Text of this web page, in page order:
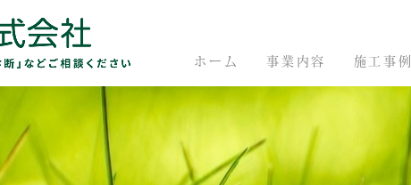
ホーム 事業内容 施工事例